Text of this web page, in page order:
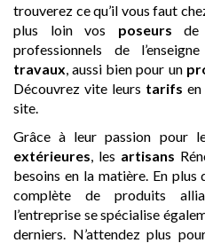
trouverez ce qu’il vous faut
plus loin vos poseurs de
professionnels de
travaux , aussi bien pour un
Découvrez vite leurs tarifs
site.
Grâce à leur passion pour
extérieures , les artisans
besoins en la matière. En
complète de produits
l’entreprise se spécialise
derniers. N’attendez plus